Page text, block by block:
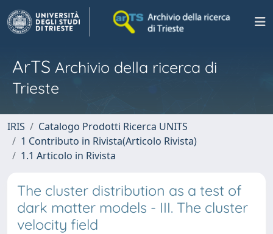
ArTS Archivio della ricerca di
Trieste
IRIS
Catalogo Prodotti Ricerca UNITS
1 Contributo in Rivista(Articolo Rivista)
1.1 Articolo in Rivista
The cluster distribution as a test of
dark matter models - III. The cluster
velocity field